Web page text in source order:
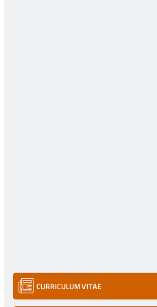
CURRICULUM VITAE